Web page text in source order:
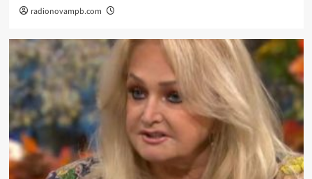
radionovampb.com